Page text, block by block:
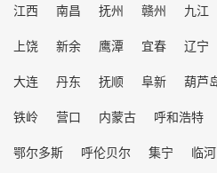
江西
南昌 抚州 赣州 九江
上饶
新余 鹰潭 宜春 辽宁
大连
丹东 抚顺 阜新 葫芦
铁岭
营口 内蒙古 呼和浩特
鄂尔多斯
呼伦贝尔 集宁 临河